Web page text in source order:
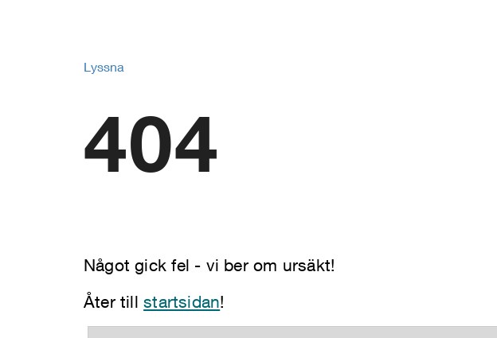
Lyssna
404
Något gick fel - vi ber om ursäkt!
Åter tillstartsidan!